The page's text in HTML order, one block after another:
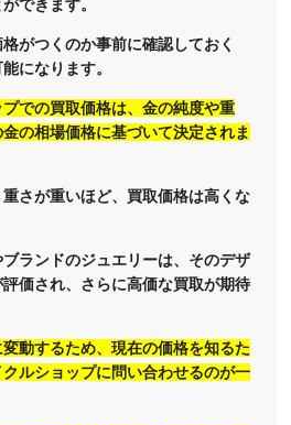
できます。
がつくのか事前に確認しておく
になります。
での買取価格は、金の純度や重
の相場価格に基づいて決定されま
さが重いほど、買取価格は高くな
ランドのジュエリーは、そのデザ
価され、さらに高価な買取が期待
動するため、現在の価格を知るた
ルショップに問い合わせるのが一